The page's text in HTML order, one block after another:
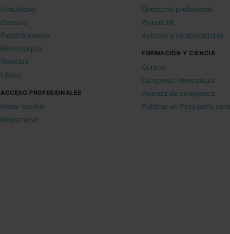
Actualidad
Glosario
Psicofármacos
Bibliopsiquis
Revistas
Libros
ACCESO PROFESIONALES
Iniciar sesión
Registrarse
Directorio profesional
PsiquiLink
Autores y colaboradores
FORMACIÓN Y CIENCIA
Cursos
Congreso Interpsiquis
Agenda de congresos
Publicar en Psiquiatria.com